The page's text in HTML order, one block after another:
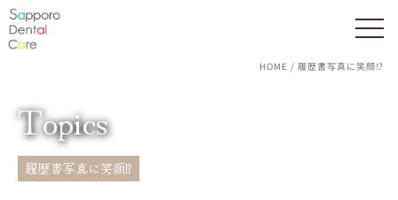
HOME 履歴書写真に笑顔⁉
Topics
履歴書写真に笑顔⁉